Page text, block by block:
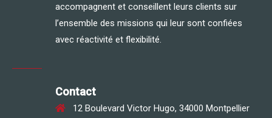
accompagnent et conseillent leurs clients sur
l’ensemble des missions qui leur sont confiées
avec réactivité et flexibilité.
Contact
12 Boulevard Victor Hugo, 34000 Montpellier